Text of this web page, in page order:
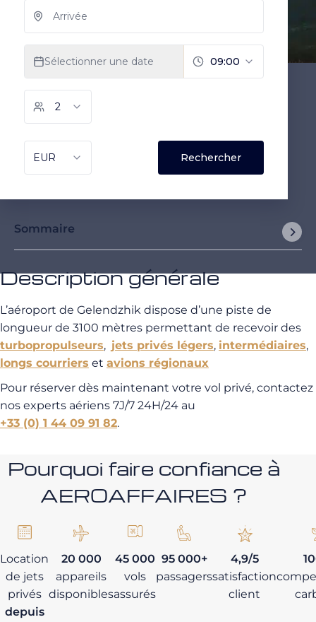
Sommaire
Description générale
L’aéroport de Gelendzhik dispose d’une piste de
longueur de 3100 mètres permettant de recevoir des
turbopropulseurs, jets privés légers, intermédiaires,
longs courriers et avions régionaux
Pour réserver dès maintenant votre vol privé, contactez
nos experts aériens 7J/7 24H/24 au
+33 (0) 1 44 09 91 82.
Pourquoi faire confiance à
AEROAFFAIRES ?
Location
de jets
privés
depuis
20 000
appareils
disponibles
45 000
vols
assurés
95 000+
passagers
4,9/5
satisfaction
client